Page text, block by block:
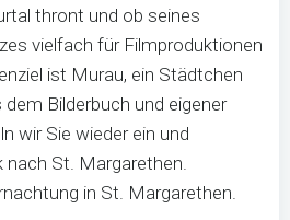
thront und ob seines
vielfach für Filmproduktionen
ist Murau, ein Städtchen
Bilderbuch und eigener
wir Sie wieder ein und
nach St. Margarethen.
in St. Margarethen.